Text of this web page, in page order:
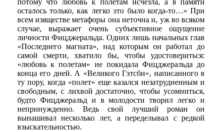
потому что любовь к полетам исчезла, а в памяти
осталось только, как легко это было когда-то…» При
всем изяществе метафоры она неточна и, уж во всяком
случае, выражает очень субъективное ощущение
личности Фицджеральда. Одних лишь начальных глав
«Последнего магната», над которым он работал до
самой смерти, хватило бы, чтобы удостовериться:
«любовь к полетам» не покидала Фицджеральда до
конца его дней. А «Великого Гэтсби», написанного в
ту пору, когда «полет» еще казался незатрудненным и
свободным, с лихвой достаточно, чтобы усомниться,
будто Фицджеральд и в молодости творил легко и
непринужденно. Ведь свой лучший роман он
вынашивал несколько лет, а переделывал с редкой
взыскательностью.